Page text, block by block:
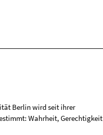
Berlin wird seit ihrer
Wahrheit, Gerechtigkeit